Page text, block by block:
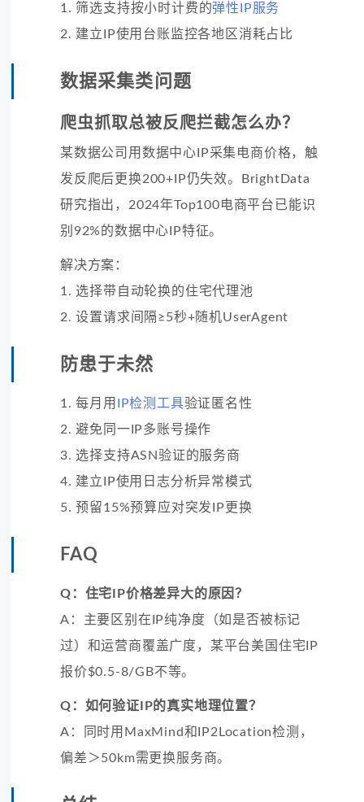
1. 筛选支持按小时计费的弹性IP服务
2. 建立IP使用台账监控各地区消耗占比
数据采集类问题
爬虫抓取总被反爬拦截怎么办？
某数据公司用数据中心IP采集电商价格，触
发反爬后更换200+IP仍失效。BrightData
研究指出，2024年Top100电商平台已能识
别92%的数据中心IP特征。
解决方案：
1. 选择带自动轮换的住宅代理池
2. 设置请求间隔≥5秒+随机UserAgent
防患于未然
1. 每月用 IP检测工具验证匿名性
2. 避免同一IP多账号操作
3. 选择支持ASN验证的服务商
4. 建立IP使用日志分析异常模式
5. 预留15%预算应对突发IP更换
FAQ
Q：住宅IP价格差异大的原因？
A：主要区别在IP纯净度（如是否被标记
过）和运营商覆盖广度，某平台美国住宅IP
报价$0.5-8/GB不等。
Q：如何验证IP的真实地理位置？
A：同时用MaxMind和IP2Location检测，
偏差＞50km需更换服务商。